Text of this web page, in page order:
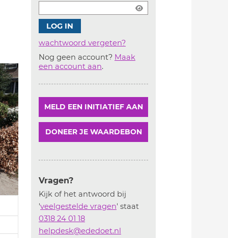
wachtwoord vergeten?
Nog geen account? Maak
een account aan.
MELD EEN INITIATIEF AAN
DONEER JE WAARDEBON
Vragen?
Kijk of het antwoord bij
'veelgestelde vragen' staat
0318 24 01 18
helpdesk@ededoet.nl